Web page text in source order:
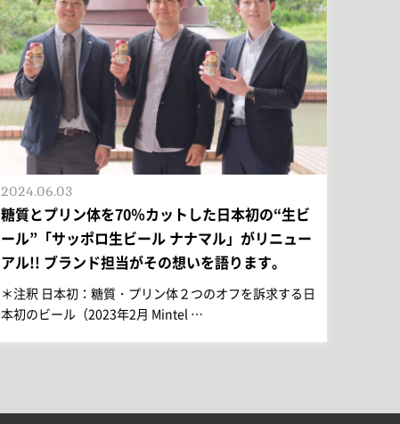
糖質とプリン体を70％カットした日本初の“生ビ
ール”「サッポロ生ビール ナナマル」がリニュー
アル!! ブランド担当がその想いを語ります。
2024.06.03
＊注釈 日本初：糖質・プリン体２つのオフを訴求する日
本初のビール（2023年2月 Mintel …